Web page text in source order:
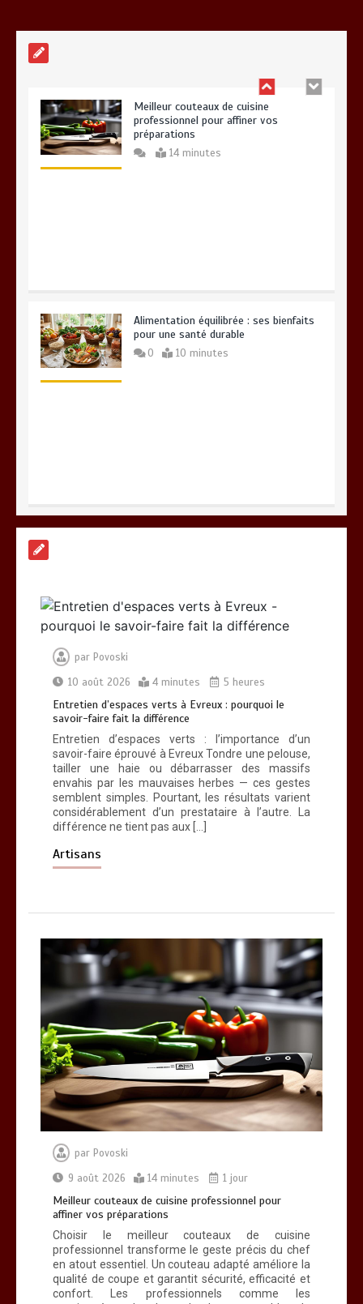
Meilleur couteaux de cuisine
professionnel pour affiner vos
préparations
14 minutes
Alimentation équilibrée : ses bienfaits
pour une santé durable
0 10 minutes
Entretien d’espaces verts à Evreux :
pourquoi le savoir-faire fait la
différence
0 4 minutes
Meilleur couteaux de cuisine
professionnel pour affiner vos
préparations
14 minutes
par Povoski
10 août 2026
4 minutes 5 heures
Entretien d’espaces verts à Evreux : pourquoi le
savoir-faire fait la différence
Entretien d’espaces verts : l’importance d’un
savoir-faire éprouvé à Evreux Tondre une pelouse,
tailler une haie ou débarrasser des massifs
envahis par les mauvaises herbes — ces gestes
semblent simples. Pourtant, les résultats varient
considérablement d’un prestataire à l’autre. La
différence ne tient pas aux […]
Artisans
par Povoski
9 août 2026
14 minutes 1 jour
Meilleur couteaux de cuisine professionnel pour
affiner vos préparations
Choisir le meilleur couteaux de cuisine
professionnel transforme le geste précis du chef
en atout essentiel. Un couteau adapté améliore la
qualité de coupe et garantit sécurité, efficacité et
confort. Les professionnels comme les